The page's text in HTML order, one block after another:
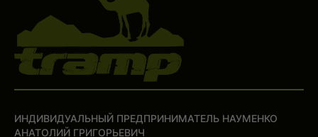
ИНДИВИДУАЛЬНЫЙ ПРЕДПРИНИМАТЕЛЬ НАУМЕНКО
АНАТОЛИЙ ГРИГОРЬЕВИЧ